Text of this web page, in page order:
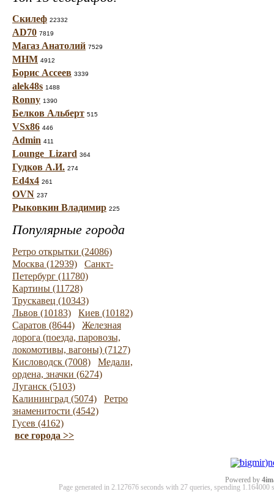
Скилеф 22332
AD70 7819
Магаз Анатолий 7529
МНМ 4912
Борис Ассеев 3339
alek48s 1488
Ronny 1390
Белков Альберт 515
VSx86 446
Admin 411
Lounge_Lizard 364
Гудков А.И. 274
Ed4x4 261
OVN 237
Рыковкин Владимир 225
Популярные города
Ретро открытки (24086)
Москва (12939)
Санкт-
Петербург (11780)
Картины (11728)
Трускавец (10343)
Львов (10183)
Киев (10182)
Саратов (8644)
Железная
дорога (поезда, паровозы,
локомотивы, вагоны) (7127)
Кисловодск (7008)
Медали,
ордена, значки (6274)
Луганск (5103)
Калининград (5074)
Ретро
знаменитости (4542)
Гусев (4162)
все города >>
Powered by
Page generated in 2.127676 seconds with 27 queries, spending